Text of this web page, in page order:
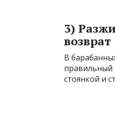
3)
возврат
В
правильный
стоянкой и